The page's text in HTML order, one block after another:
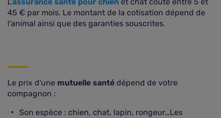
45 € par mois. Le montant de la cotisation dépend de
l'animal ainsi que des garanties souscrites.
Le prix d'une mutuelle santé dépend de votre
compagnon :
Son espèce : chien, chat, lapin, rongeur…Les